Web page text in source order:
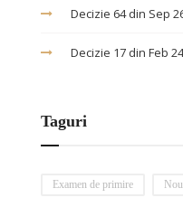
Decizie 64 din Sep
Decizie 17 din Feb
Taguri
Examen de primire